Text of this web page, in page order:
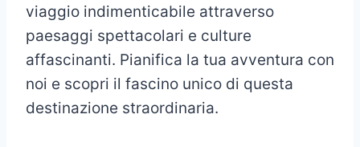
viaggio indimenticabile attraverso
paesaggi spettacolari e culture
affascinanti. Pianifica la tua avventura con
noi e scopri il fascino unico di questa
destinazione straordinaria.